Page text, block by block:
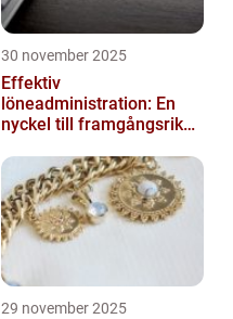
30 november 2025
Effektiv
löneadministration: En
nyckel till framgångsrika
29 november 2025